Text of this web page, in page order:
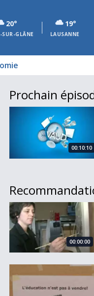
20°
SUR-GLÂNE
19°
LAUSANNE
Prochain
Les Nouvelles VD du
00:10:10
Les Nouvelles VD du
00:00:00
Les Nouvelles VD du